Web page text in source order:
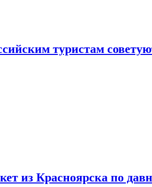
туристам
из Красноярска по